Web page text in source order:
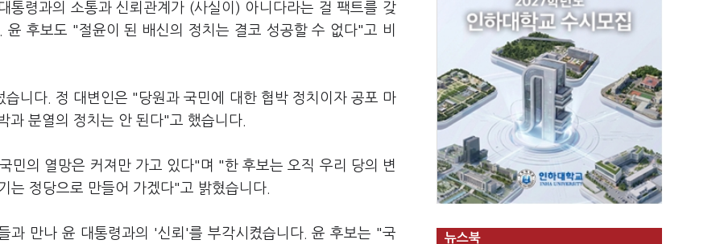
통령과의 소통과 신뢰관계가 (사실이) 아니다라는 걸 팩트를 갖
후보도 "절윤이 된 배신의 정치는 결코 성공할 수 없다"고 비
니다. 정 대변인은 "당원과 국민에 대한 협박 정치이자 공포 마
분열의 정치는 안 된다"고 했습니다.
민의 열망은 커져만 가고 있다"며 "한 후보는 오직 우리 당의 변
는 정당으로 만들어 가겠다"고 밝혔습니다.
과 만나 윤 대통령과의 '신뢰'를 부각시켰습니다. 윤 후보는 "국
뉴스북